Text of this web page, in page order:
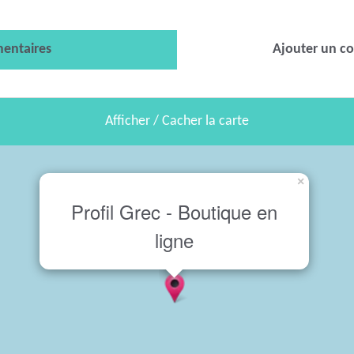
Ajouter un
Afficher / Cacher la carte
Profil Grec - Boutique en
ligne
×